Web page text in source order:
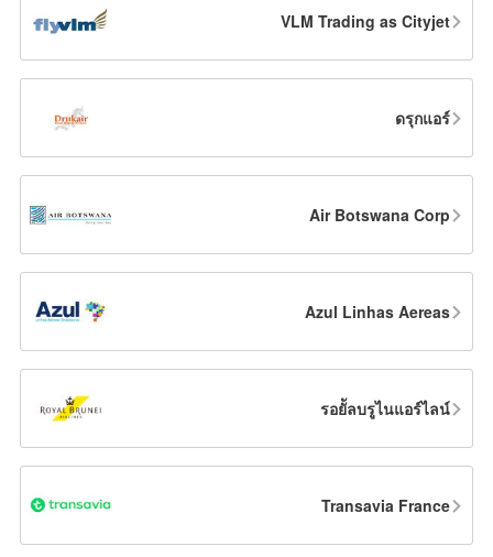
VLM Trading as Cityjet
ดรุกแอร์
Air Botswana Corp
Azul Linhas Aereas
รอยััลบรูไนแอร์ไลน์
Transavia France